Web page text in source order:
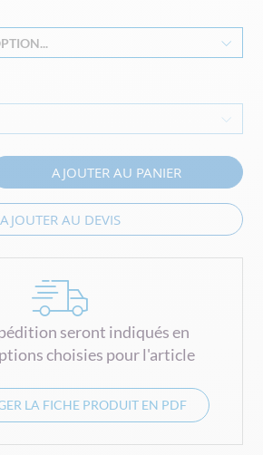
AJOUTER AU PANIER
AJOUTER AU DEVIS
seront indiqués en
choisies pour l'article
LA FICHE PRODUIT EN PDF